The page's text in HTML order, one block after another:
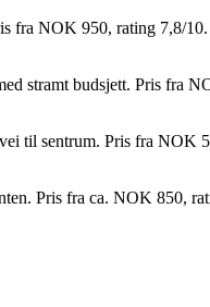
fra NOK 950, rating 7,8/10.
stramt budsjett. Pris fra
til sentrum. Pris fra NOK
Pris fra ca. NOK 850,